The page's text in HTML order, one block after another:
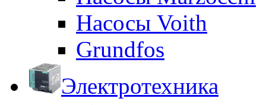
Насосы Voith
Grundfos
Электротехника